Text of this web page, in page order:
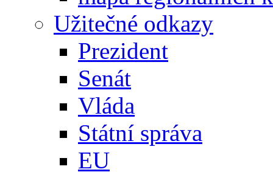
Užitečné odkazy
Prezident
Senát
Vláda
Státní správa
EU